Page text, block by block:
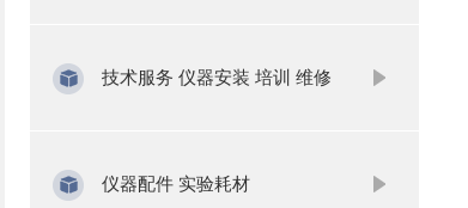
技术服务 仪器安装 培训 维修
仪器配件 实验耗材